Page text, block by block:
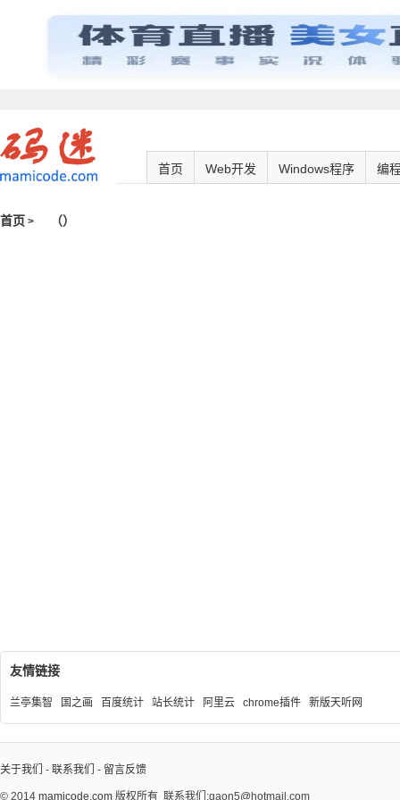
首页 Web开发 Windows程序 编
首页 > （）
友情链接
兰亭集智 国之画 百度统计 站长统计 阿里云 chrome插件 新版天听网
关于我们 - 联系我们 - 留言反馈
© 2014 mamicode.com 版权所有 联系我们:gaon5@hotmail.com